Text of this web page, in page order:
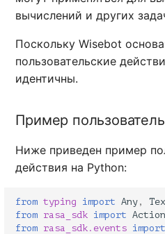
Примеры разработки
скриптов
Действия по умолчанию
Устранение
пользовательского ввода
конвейеров
вычислений и других
Поскольку Wisebot
пользовательские
идентичны.
Пример
Ниже приведен пример
действия на Python:
from typing import Any ,
from rasa_sdk import Action
from rasa_sdk.events import